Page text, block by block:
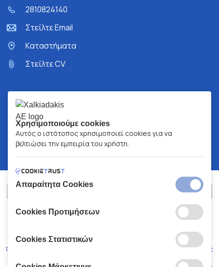
2810824140
Στείλτε Email
Kαταστήματα
Στείλτε CV
ΧΑΛΚΙΑΔΑΚΗΣ Α.Ε.
Όροι και Προϋποθέσεις Κώδικας Δεοντολογίας
Χρησιμοποιούμε cookies
Αυτός ο ιστότοπος χρησιμοποιεί cookies για να
βελτιώσει την εμπειρία του χρήστη.
Απαραίτητα Cookies
Cookies Προτιμήσεων
Cookies Στατιστικών